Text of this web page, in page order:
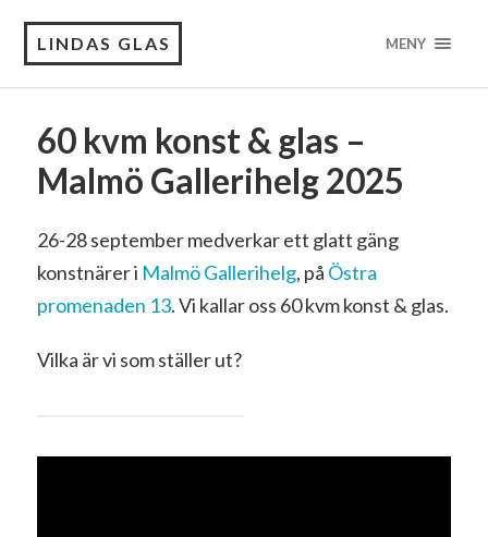
LINDAS GLAS MENY
60 kvm konst & glas –
Malmö Gallerihelg 2025
26-28 september medverkar ett glatt gäng
konstnärer i Malmö Gallerihelg, på Östra
promenaden 13. Vi kallar oss 60 kvm konst & glas.
Vilka är vi som ställer ut?